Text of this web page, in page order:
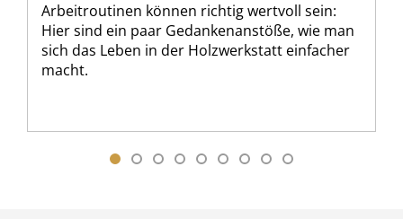
Arbeitroutinen können richtig wertvoll sein:
Hier sind ein paar Gedankenanstöße, wie man
sich das Leben in der Holzwerkstatt einfacher
macht.